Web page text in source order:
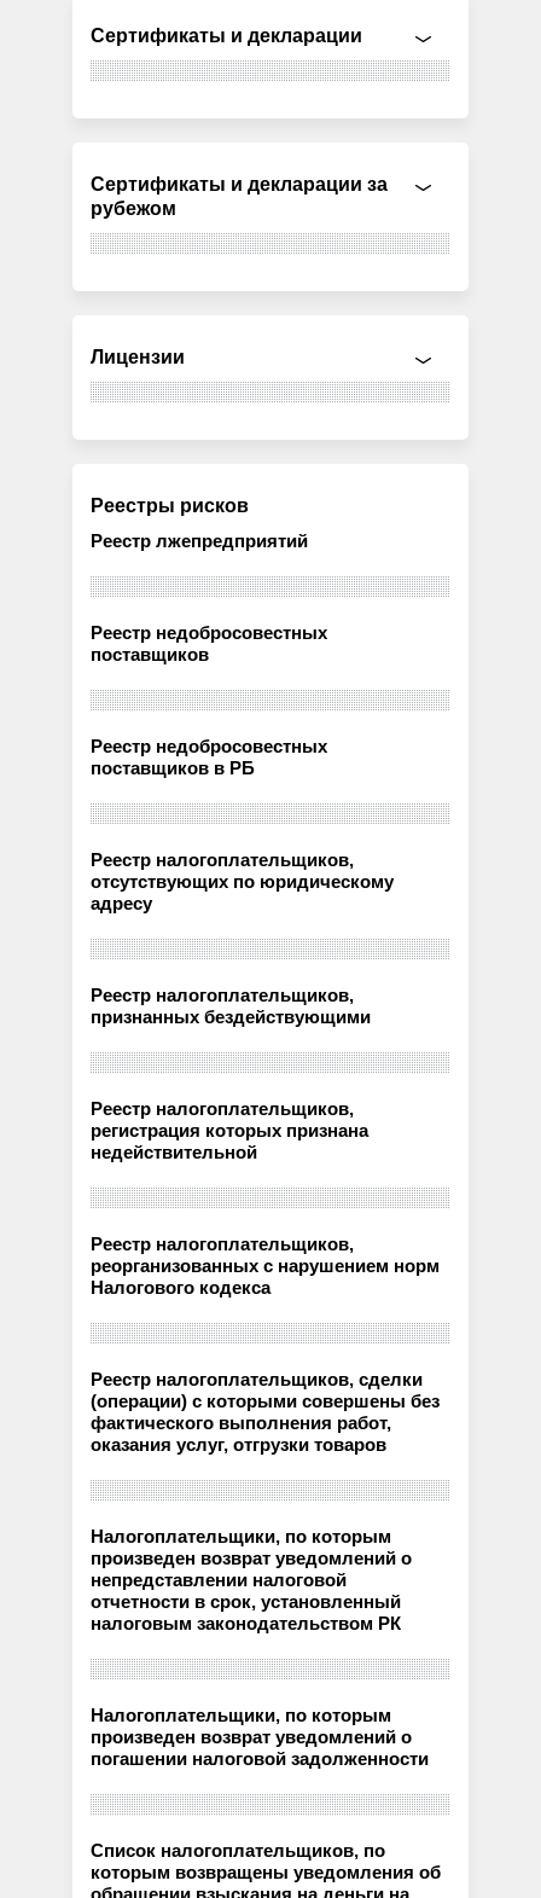
Сертификаты и декларации
Сертификаты и декларации за
рубежом
Лицензии
Реестры рисков
Реестр лжепредприятий
Реестр недобросовестных
поставщиков
Реестр недобросовестных
поставщиков в РБ
Реестр налогоплательщиков,
отсутствующих по юридическому
адресу
Реестр налогоплательщиков,
признанных бездействующими
Реестр налогоплательщиков,
регистрация которых признана
недействительной
Реестр налогоплательщиков,
реорганизованных с нарушением норм
Налогового кодекса
Реестр налогоплательщиков, сделки
(операции) с которыми совершены без
фактического выполнения работ,
оказания услуг, отгрузки товаров
Налогоплательщики, по которым
произведен возврат уведомлений о
непредставлении налоговой
отчетности в срок, установленный
налоговым законодательством РК
Налогоплательщики, по которым
произведен возврат уведомлений о
погашении налоговой задолженности
Список налогоплательщиков, по
которым возвращены уведомления об
обращении взыскания на деньги на